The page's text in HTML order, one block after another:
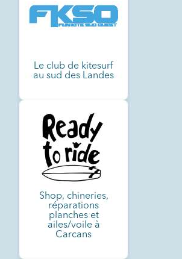
Le club de kitesurf
au sud des Landes
Shop, chineries,
réparations
planches et
ailes/voile à
Carcans